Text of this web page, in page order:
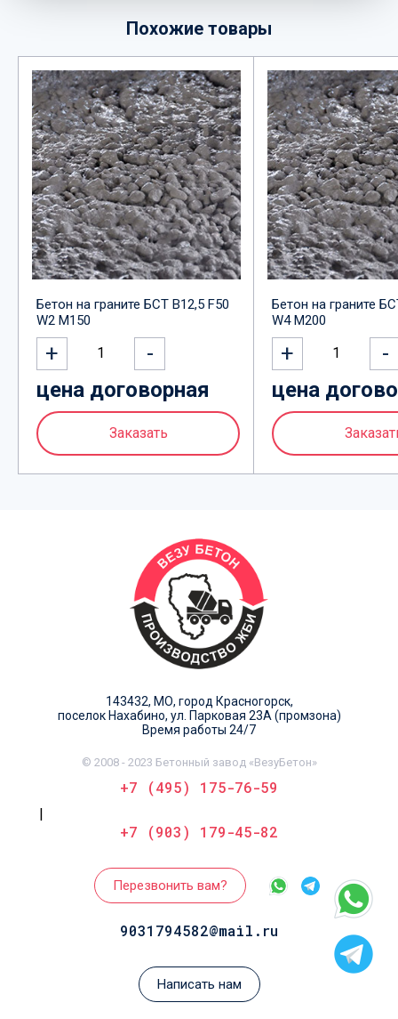
Похожие товары
Бетон на граните БСТ В12,5 F50
W2 М150
+ 1 -
цена договорная
Заказать
Бетон на граните
W4 М200
+ 1 -
цена
143432, МО, город Красногорск,
поселок Нахабино, ул. Парковая 23А (промзона)
Время работы 24/7
© 2008 - 2023 Бетонный завод «ВезуБетон»
+7 (495) 175-76-59
|
+7 (903) 179-45-82
Перезвонить вам?
9031794582@mail.ru
Написать нам